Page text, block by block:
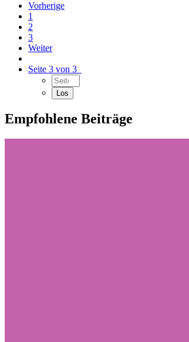
Vorherige
1
2
3
Weiter
Seite 3 von 3
Empfohlene Beiträge